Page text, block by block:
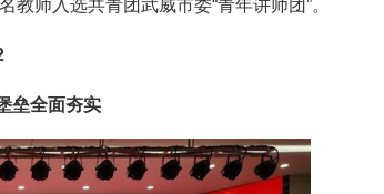
师入选共青团武威市委“青年讲师团”。
垒全面夯实